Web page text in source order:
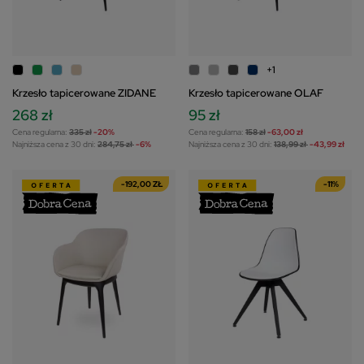
Krzesło tapicerowane ZIDANE
268 zł
Cena regularna: 335 zł-20%
Najniższa cena z 30 dni: 284,75 zł-6%
+1
Krzesło tapicerowane OLAF
95 zł
Cena regularna: 158 zł-63,00 zł
Najniższa cena z 30 dni: 138,99 zł-43,99 zł
-192,00 ZŁ -11%